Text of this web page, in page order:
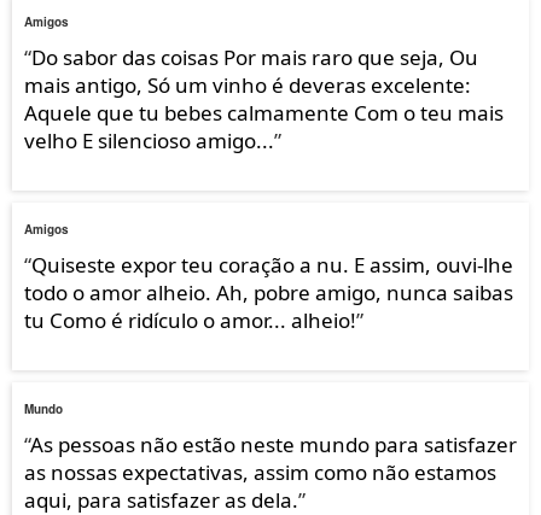
Amigos
“Do sabor das coisas Por mais raro que seja, Ou
mais antigo, Só um vinho é deveras excelente:
Aquele que tu bebes calmamente Com o teu mais
velho E silencioso amigo...”
Amigos
“Quiseste expor teu coração a nu. E assim, ouvi-lhe
todo o amor alheio. Ah, pobre amigo, nunca saibas
tu Como é ridículo o amor... alheio!”
Mundo
“As pessoas não estão neste mundo para satisfazer
as nossas expectativas, assim como não estamos
aqui, para satisfazer as dela.”